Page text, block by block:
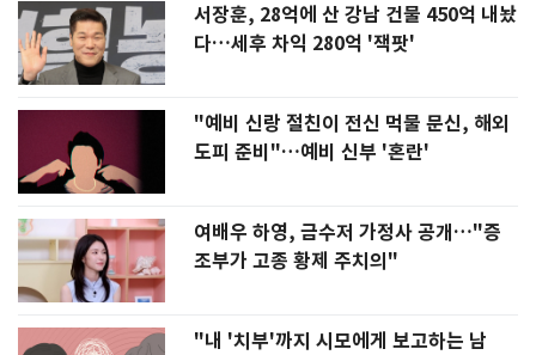
서장훈, 28억에 산 강남 건물 450억 내놨
다…세후 차익 280억 '잭팟'
"예비 신랑 절친이 전신 먹물 문신, 해외
도피 준비"…예비 신부 '혼란'
여배우 하영, 금수저 가정사 공개…"증
조부가 고종 황제 주치의"
"내 '치부'까지 시모에게 보고하는 남